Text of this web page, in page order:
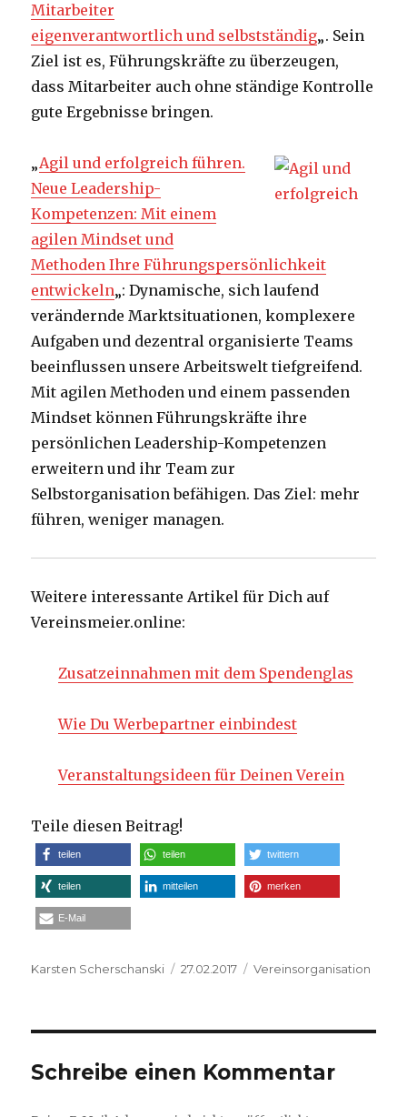
Mitarbeiter
eigenverantwortlich und selbstständig„. Sein
Ziel ist es, Führungskräfte zu überzeugen,
dass Mitarbeiter auch ohne ständige Kontrolle
gute Ergebnisse bringen.
„Agil und erfolgreich führen.
Neue Leadership-
Kompetenzen: Mit einem
agilen Mindset und
Methoden Ihre Führungspersönlichkeit
entwickeln„: Dynamische, sich laufend
verändernde Marktsituationen, komplexere
Aufgaben und dezentral organisierte Teams
beeinflussen unsere Arbeitswelt tiefgreifend.
Mit agilen Methoden und einem passenden
Mindset können Führungskräfte ihre
persönlichen Leadership-Kompetenzen
erweitern und ihr Team zur
Selbstorganisation befähigen. Das Ziel: mehr
führen, weniger managen.
Weitere interessante Artikel für Dich auf
Vereinsmeier.online:
Zusatzeinnahmen mit dem Spendenglas
Wie Du Werbepartner einbindest
Veranstaltungsideen für Deinen Verein
Teile diesen Beitrag!
teilen teilen twittern
teilen mitteilen merken
E-Mail
Autor
Karsten Scherschanski
Veröffentlicht
27.02.2017 Kategorien
Vereinsorganisation
Schreibe einen Kommentar